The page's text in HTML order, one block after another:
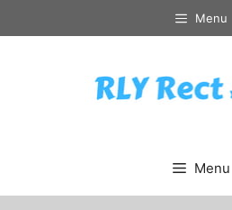
to
Menu
Menu